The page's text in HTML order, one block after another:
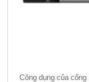
Công dụng của